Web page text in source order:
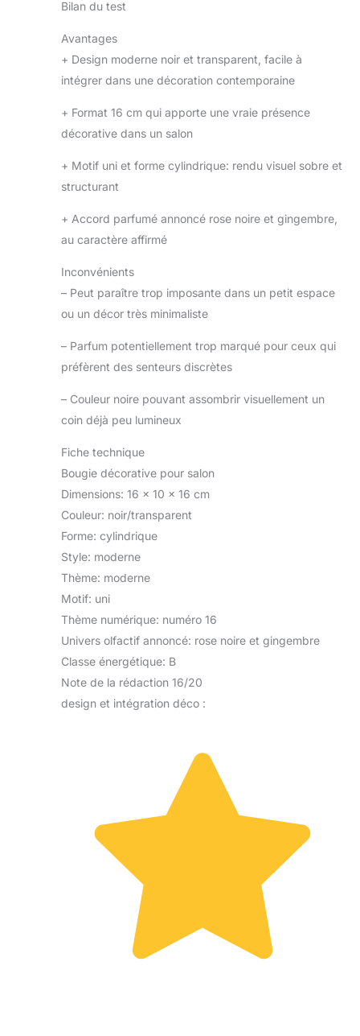
Bilan du test
Avantages
+ Design moderne noir et transparent, facile à
intégrer dans une décoration contemporaine
+ Format 16 cm qui apporte une vraie présence
décorative dans un salon
+ Motif uni et forme cylindrique: rendu visuel sobre et
structurant
+ Accord parfumé annoncé rose noire et gingembre,
au caractère affirmé
Inconvénients
– Peut paraître trop imposante dans un petit espace
ou un décor très minimaliste
– Parfum potentiellement trop marqué pour ceux qui
préfèrent des senteurs discrètes
– Couleur noire pouvant assombrir visuellement un
coin déjà peu lumineux
Fiche technique
Bougie décorative pour salon
Dimensions: 16 x 10 x 16 cm
Couleur: noir/transparent
Forme: cylindrique
Style: moderne
Thème: moderne
Motif: uni
Thème numérique: numéro 16
Univers olfactif annoncé: rose noire et gingembre
Classe énergétique: B
Note de la rédaction 16/20
design et intégration déco :